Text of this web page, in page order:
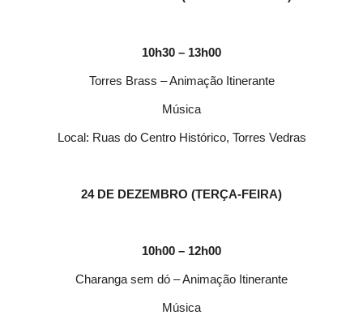
10h30 – 13h00
Torres Brass – Animação Itinerante
Música
Local: Ruas do Centro Histórico, Torres Vedras
24 DE DEZEMBRO (TERÇA-FEIRA)
10h00 – 12h00
Charanga sem dó – Animação Itinerante
Música